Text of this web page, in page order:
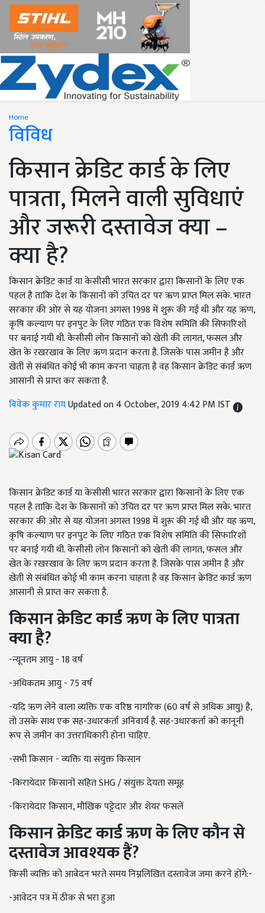
Home
विविध
किसान क्रेडिट कार्ड के लिए
पात्रता, मिलने वाली सुविधाएं
और जरूरी दस्तावेज क्या –
क्या है?
किसान क्रेडिट कार्ड या केसीसी भारत सरकार द्वारा किसानों के लिए एक
पहल है ताकि देश के किसानों को उचित दर पर ऋण प्राप्त मिल सके. भारत
सरकार की ओर से यह योजना अगस्त 1998 में शुरू की गई थी और यह ऋण,
कृषि कल्याण पर इनपुट के लिए गठित एक विशेष समिति की सिफारिशों
पर बनाई गयी थी. केसीसी लोन किसानों को खेती की लागत, फसल और
खेत के रखरखाव के लिए ऋण प्रदान करता है. जिसके पास जमीन है और
खेती से संबंधित कोई भी काम करना चाहता है वह किसान क्रेडिट कार्ड ऋण
आसानी से प्राप्त कर सकता है.
विवेक कुमार रायUpdated on 4 October, 2019 4:42 PM IST
किसान क्रेडिट कार्ड या केसीसी भारत सरकार द्वारा किसानों के लिए एक
पहल है ताकि देश के किसानों को उचित दर पर ऋण प्राप्त मिल सके. भारत
सरकार की ओर से यह योजना अगस्त1998में शुरू की गई थी और यह ऋण,
कृषि कल्याण पर इनपुट के लिए गठित एक विशेष समिति की सिफारिशों
पर बनाई गयी थी. केसीसी लोन किसानों को खेती की लागत,फसल और
खेत के रखरखाव के लिए ऋण प्रदान करता है. जिसके पास जमीन है और
खेती से संबंधित कोई भी काम करना चाहता है वह किसान क्रेडिट कार्ड ऋण
आसानी से प्राप्त कर सकता है.
किसान क्रेडिट कार्ड ऋण के लिए पात्रता
क्या है?
-न्यूनतम आयु -18वर्ष
-अधिकतम आयु - 75वर्ष
-यदि ऋण लेने वाला व्यक्ति एक वरिष्ठ नागरिक (60वर्ष से अधिक आयु) है,
तो उसके साथ एक सह-उधारकर्ता अनिवार्य है. सह-उधारकर्ता को कानूनी
रूप से जमीन का उत्तराधिकारी होना चाहिए.
-सभी किसान - व्यक्ति या संयुक्त किसान
-किरायेदार किसानों सहितSHG /संयुक्त देयता समूह
-किरायेदार किसान,मौखिक पट्टेदार और शेयर फसलें
किसान क्रेडिट कार्ड ऋण के लिए कौन से
दस्तावेज आवश्यक हैं?
किसी व्यक्ति को आवेदन भरते समय निम्नलिखित दस्तावेज जमा करने होंगे:-
-आवेदन पत्र में ठीक से भरा हुआ